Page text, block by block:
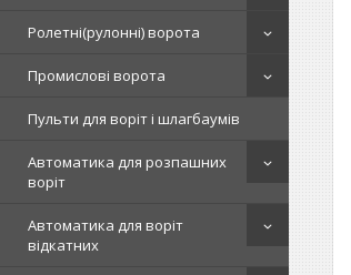
Ролетні(рулонні) ворота
Промислові ворота
Пульти для воріт і шлагбаумів
Автоматика для розпашних
воріт
Автоматика для воріт
відкатних